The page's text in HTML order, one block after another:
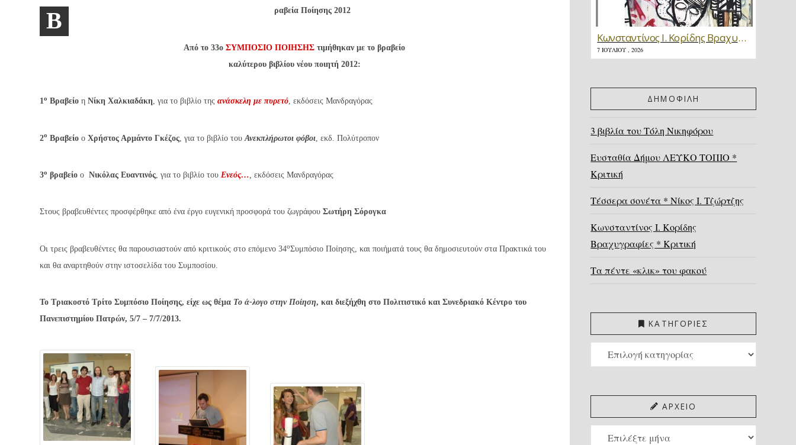
Β ραβεία Ποίησης 2012
Από το 33οΣΥΜΠΟΣΙΟ ΠΟΙΗΣΗΣ τιμήθηκαν με το βραβείο
καλύτερου βιβλίου νέου ποιητή 2012:
1ο Βραβείο ηΝίκη Χαλκιαδάκη, για το βιβλίο τηςανάσκελη με πυρετό, εκδόσεις Μανδραγόρας
2ο Βραβείο οΧρήστος Αρμάντο Γκέζος , για το βιβλίο τουΑνεκπλήρωτοι φόβοι , εκδ. Πολύτροπον
3ο βραβείοοΝικόλας Ευαντινός, για το βιβλίο τουΕνεός…, εκδόσεις Μανδραγόρας
Στους βραβευθέντες προσφέρθηκε από ένα έργο ευγενική προσφορά του ζωγράφουΣωτήρη Σόρογκα
Οι τρεις βραβευθέντες θα παρουσιαστούν από κριτικούς στο επόμενο 34οΣυμπόσιο Ποίησης, και ποιήματά τους θα δημοσιευτούν στα Πρακτικά του
και θα αναρτηθούν στην ιστοσελίδα του Συμποσίου.
Το Τριακοστό Τρίτο Συμπόσιο Ποίησης, είχε ως θέμα Το ά-λογο στην Ποίηση, και διεξήχθη στο Πολιτιστικό και Συνεδριακό Κέντρο του
Πανεπιστημίου Πατρών, 5/7 – 7/7/2013.
Κωνσταντίνος Ι. Κορίδης Βραχυγραφίες * Κριτική
7 ΙΟΥΛΊΟΥ , 2026
ΔΗΜΟΦΙΛΗ
3 βιβλία του Τόλη Νικηφόρου
Ευσταθία Δήμου ΛΕΥΚΟ ΤΟΠΙΟ *
Κριτική
Τέσσερα σονέτα * Νίκος Ι. Τζώρτζης
Κωνσταντίνος Ι. Κορίδης
Βραχυγραφίες * Κριτική
Τα πέντε «κλικ» του φακού
ΚΑΤΗΓΟΡΙΕΣ
ΚΑΤΗΓΟΡΙΕΣ
ΑΡΧΕΙΟ
ΑΡΧΕΙΟ